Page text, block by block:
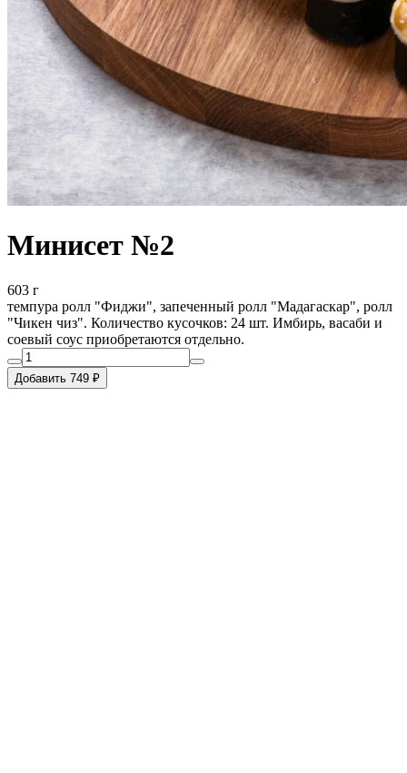
Минисет №2
603 г
темпура ролл "Фиджи", запеченный ролл "Мадагаскар", ролл
"Чикен чиз". Количество кусочков: 24 шт. Имбирь, васаби и
соевый соус приобретаются отдельно.
Добавить 749 ₽